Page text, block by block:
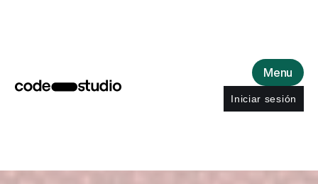
Iniciar sesión
Menu